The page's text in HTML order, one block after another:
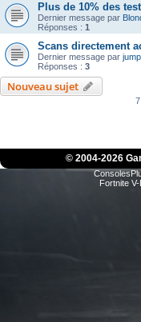
Plus de 10% des
Dernier message par
Réponses : 1
Scans directement
Dernier message par
Réponses : 3
Nouveau sujet
© 2004-2026
Fortnite